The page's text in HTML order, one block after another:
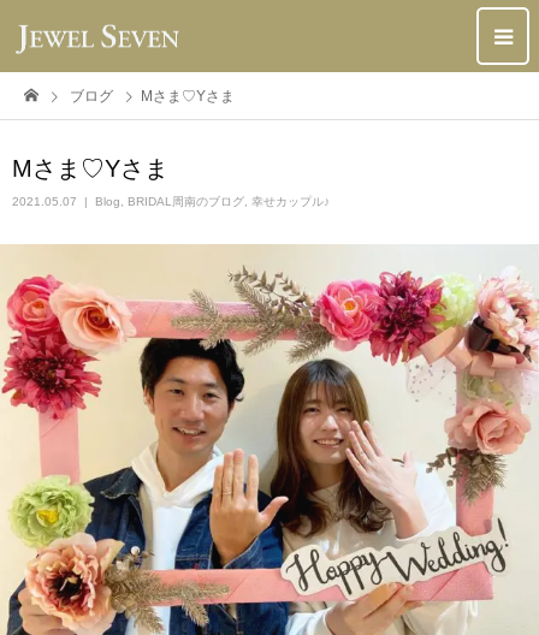
ブログ Mさま♡Yさま
Mさま♡Yさま
2021.05.07 Blog BRIDAL周南のブログ 幸せカップル♪